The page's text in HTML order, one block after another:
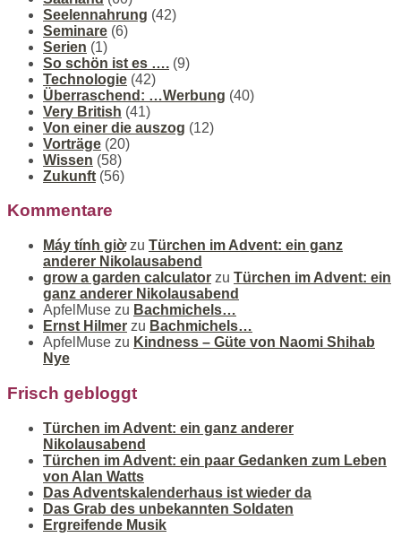
Seelennahrung (42)
Seminare (6)
Serien (1)
So schön ist es …. (9)
Technologie (42)
Überraschend: …Werbung (40)
Very British (41)
Von einer die auszog (12)
Vorträge (20)
Wissen (58)
Zukunft (56)
Kommentare
Máy tính giờzu Türchen im Advent: ein ganz
anderer Nikolausabend
grow a garden calculator zu Türchen im Advent: ein
ganz anderer Nikolausabend
ApfelMuse zu Bachmichels…
Ernst Hilmer zu Bachmichels…
ApfelMuse zu Kindness – Güte von Naomi Shihab
Nye
Frisch gebloggt
Türchen im Advent: ein ganz anderer
Nikolausabend
Türchen im Advent: ein paar Gedanken zum Leben
von Alan Watts
Das Adventskalenderhaus ist wieder da
Das Grab des unbekannten Soldaten
Ergreifende Musik